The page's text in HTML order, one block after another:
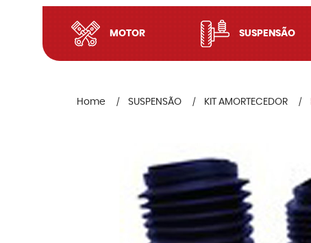
MOTOR SUSPENSÃO
Home SUSPENSÃO KIT AMORTECEDOR